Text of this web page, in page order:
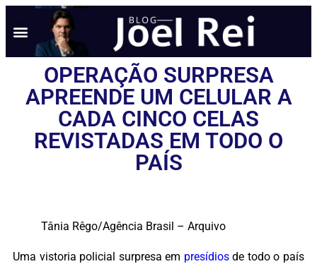
OPERAÇÃO SURPRESA
APREENDE UM CELULAR A
CADA CINCO CELAS
REVISTADAS EM TODO O
PAÍS
Tânia Rêgo/Agência Brasil – Arquivo
Uma vistoria policial surpresa em presídiosde todo o país